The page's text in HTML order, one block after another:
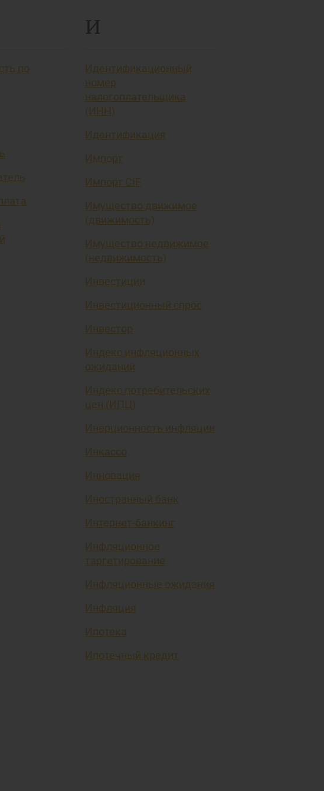
по
И
Идентификационный
номер
налогоплательщика
(ИНН)
Идентификация
Импорт
Импорт CIF
Имущество движимое
(движимость)
Имущество недвижимое
(недвижимость)
Инвестиции
Инвестиционный спрос
Инвестор
Индекс инфляционных
ожиданий
Индекс потребительских
цен (ИПЦ)
Инерционность инфляции
Инкассо
Инновация
Иностранный банк
Интернет-банкинг
Инфляционное
таргетирование
Инфляционные ожидания
Инфляция
Ипотека
Ипотечный кредит